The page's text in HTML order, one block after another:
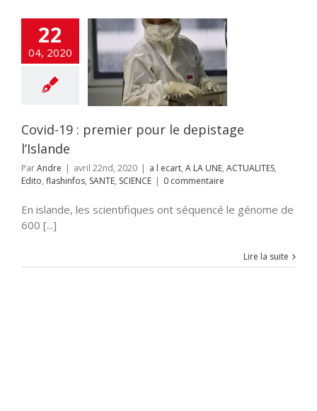
22
04, 2020
: premier pour
l’Islande
A LA UNE
Edito
Covid-19 : premier pour le depistage
l’Islande
ParAndre | avril 22nd, 2020 | a l ecart, A LA UNE, ACTUALITES,
Edito, flashinfos, SANTE, SCIENCE | 0 commentaire
En islande, les scientifiques ont séquencé le génome de
600 [...]
Lire la suite